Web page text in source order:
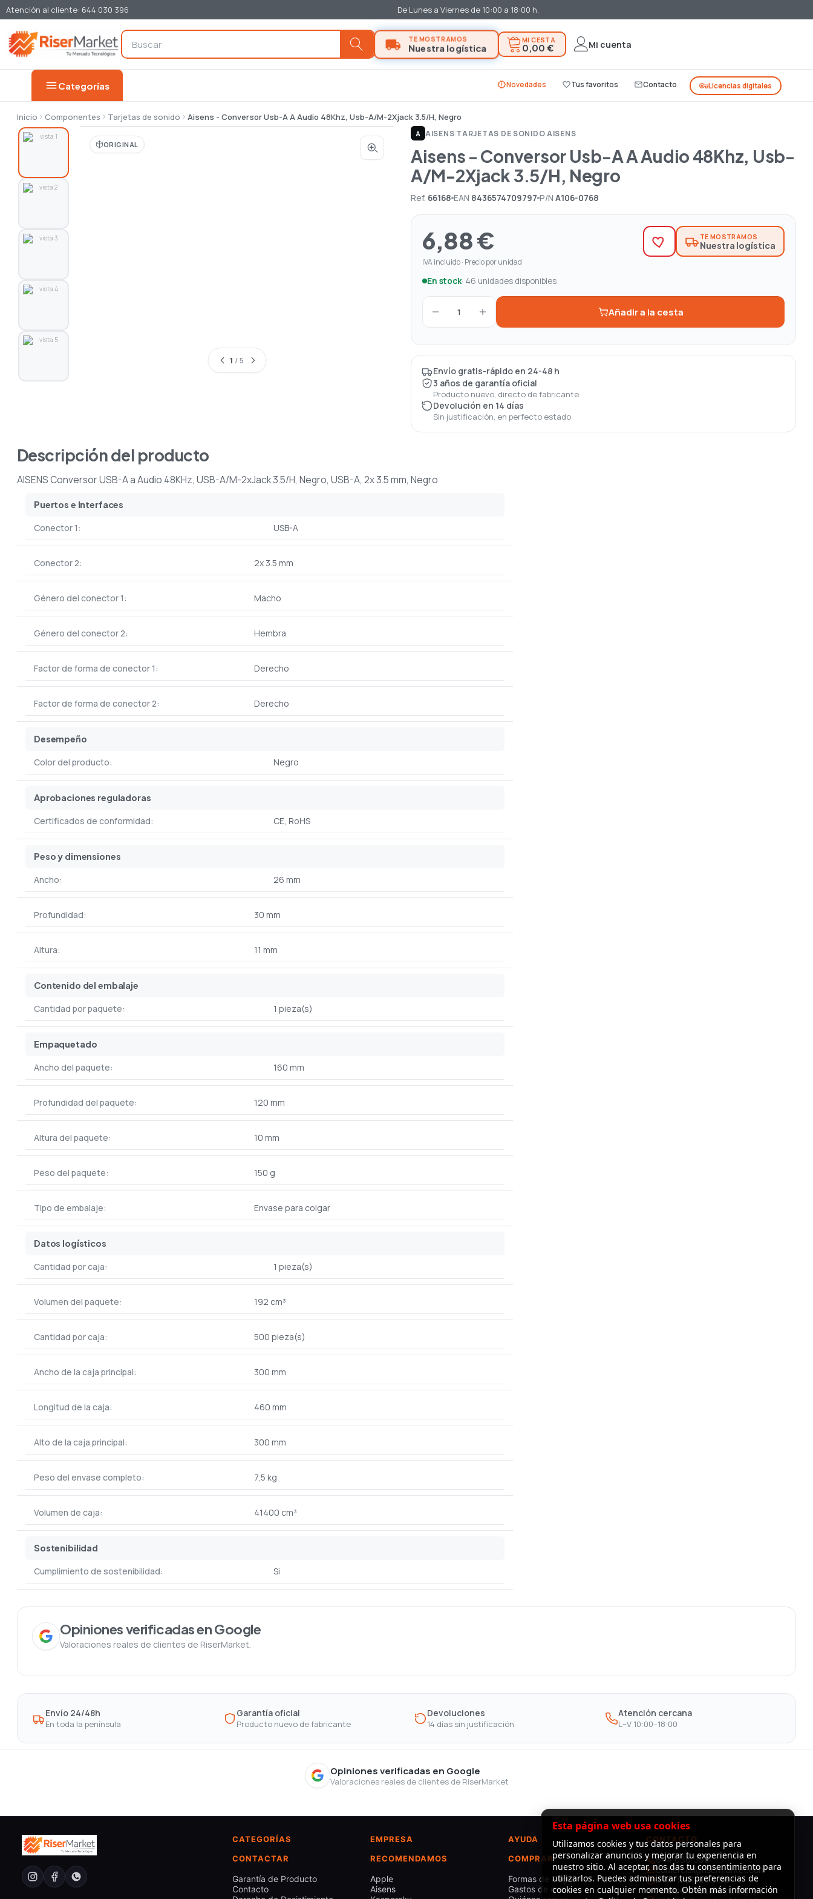
Atención al cliente: 644 030 396 De Lunes a Viernes de 10:00 a 18:00 h.
MI CESTA
0,00 € Mi cuenta
menuCategorías new_releasesNovedades favorite_borderTus favoritos mail_outlineContacto vpn_keyLicencias digitales
Inicio Componentes Tarjetas de sonido Aisens - Conversor Usb-A A Audio 48Khz, Usb-A/M-2Xjack 3.5/H, Negro
ORIGINAL
1 / 5
A AISENS|TARJETAS DE SONIDO AISENS
Aisens - Conversor Usb-A A Audio 48Khz, Usb-
A/M-2Xjack 3.5/H, Negro
Ref. 66168 EAN 8436574709797 P/N A106-0768
6,88 €
IVA incluido · Precio por unidad
En stock· 46 unidades disponibles
TE MOSTRAMOS
Nuestra logística
1 Añadir a la cesta
Envío gratis-rápido en 24-48 h
3 años de garantía oficial
Producto nuevo, directo de fabricante
Devolución en 14 días
Sin justificación, en perfecto estado
Descripción del producto
AISENS Conversor USB-A a Audio 48KHz, USB-A/M-2xJack 3.5/H, Negro, USB-A, 2x 3.5 mm, Negro
Puertos e Interfaces
Conector 1: USB-A
Conector 2: 2x 3.5 mm
Género del conector 1: Macho
Género del conector 2: Hembra
Factor de forma de conector 1: Derecho
Factor de forma de conector 2: Derecho
Desempeño
Color del producto: Negro
Aprobaciones reguladoras
Certificados de conformidad: CE, RoHS
Peso y dimensiones
Ancho: 26 mm
Profundidad: 30 mm
Altura: 11 mm
Contenido del embalaje
Cantidad por paquete: 1 pieza(s)
Empaquetado
Ancho del paquete: 160 mm
Profundidad del paquete: 120 mm
Altura del paquete: 10 mm
Peso del paquete: 150 g
Tipo de embalaje: Envase para colgar
Datos logísticos
Cantidad por caja: 1 pieza(s)
Volumen del paquete: 192 cm³
Cantidad por caja: 500 pieza(s)
Ancho de la caja principal: 300 mm
Longitud de la caja: 460 mm
Alto de la caja principal: 300 mm
Peso del envase completo: 7,5 kg
Volumen de caja: 41400 cm³
Sostenibilidad
Cumplimiento de sostenibilidad: Si
Opiniones verificadas en Google
Valoraciones reales de clientes de RiserMarket.
Envío 24/48h
En toda la península
Garantía oficial
Producto nuevo de fabricante
Devoluciones
14 días sin justificación
Atención cercana
L–V 10:00–18:00
Opiniones verificadas en Google
Valoraciones reales de clientes de RiserMarket
CATEGORÍAS
CONTACTAR
Garantía de Producto
Contacto
EMPRESA
RECOMENDAMOS
Apple
Aisens
AYUDA
COMPRAR
Formas de Pago
Gastos de envío
CONTACTO
644 030 396
comercial@risermarket.com
L–V · 9:00 a 19:00
Almacén: C/Luxemburgo, 3 -
Esta página web usa cookies
Utilizamos cookies y tus datos personales para
personalizar anuncios y mejorar tu experiencia en
nuestro sitio. Al aceptar, nos das tu consentimiento para
utilizarlos. Puedes administrar tus preferencias de
cookies en cualquier momento. Obtén más información